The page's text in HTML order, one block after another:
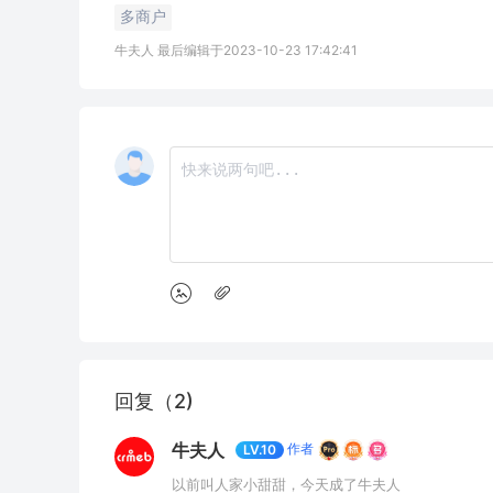
多商户
牛夫人 最后编辑于2023-10-23 17:42:41
回复（2)
牛夫人 LV.10 作者
以前叫人家小甜甜，今天成了牛夫人